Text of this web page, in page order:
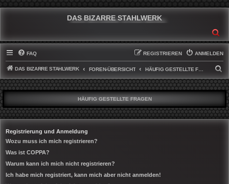
DAS BIZARRE STAHLWERK
FAQ ANMELDEN
REGISTRIEREN
DAS BIZARRE STAHLWERK FOREN-ÜBERSICHT HÄUFIG GESTELLTE FRAGEN
U
C
H
E
HÄUFIG GESTELLTE FRAGEN
Registrierung und Anmeldung
Wozu muss ich mich registrieren?
Was ist COPPA?
Warum kann ich mich nicht registrieren?
Ich habe mich registriert, kann mich aber nicht anmelden!